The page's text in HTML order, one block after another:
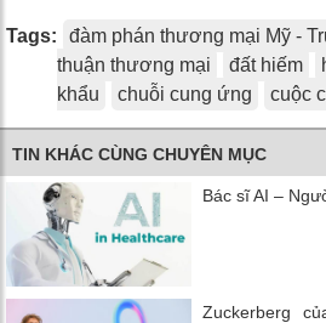
Tags: đàm phán thương mại Mỹ -
thuận thương mại
đất hiếm
khẩu
chuỗi cung ứng cuộc
TIN KHÁC CÙNG CHUYÊN MỤC
Bác sĩ AI –
Zuckerberg